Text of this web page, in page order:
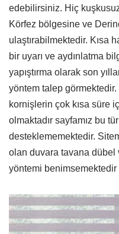
edebilirsiniz. Hiç
Körfez bölgesine ve
ulaştırabilmektedir. Kısa
bir uyarı ve aydınlatma
yapıştırma olarak son
yöntem talep
kornişlerin çok kısa süre
olmaktadır sayfamız bu
desteklememektedir.
olan duvara tavana
yöntemi benimsemektedir